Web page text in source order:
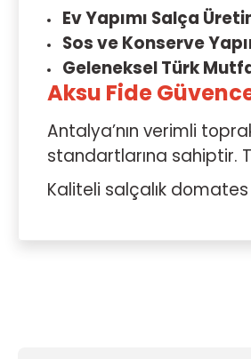
Ev Yapımı Salça
Sos ve Konserve
Geleneksel Türk
Aksu Fide
Antalya’nın verimli
standartlarına sahiptir.
Kaliteli salçalık